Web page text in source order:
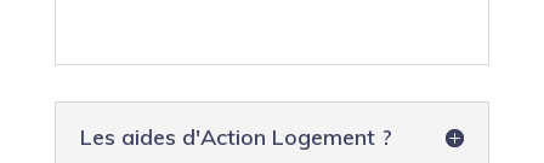
Les aides d'Action Logement ?